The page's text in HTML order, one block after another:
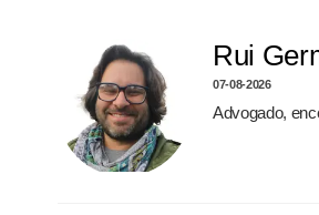
Rui
07-08-2026
Advogado,